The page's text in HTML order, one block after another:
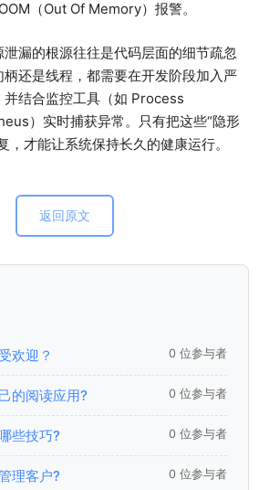
（Out Of Memory）报警。
漏的根源往往是代码层面的细节疏忽
还是线程，都需要在开发阶段加入严
结合监控工具（如 Process
）实时捕获异常。只有把这些“隐形
，才能让系统保持长久的健康运行。
返回原文
欢迎？ 0 位参与者
的阅读应用? 0 位参与者
些技巧? 0 位参与者
理客户? 0 位参与者